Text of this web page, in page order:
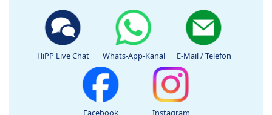
HiPP Live Chat Whats-App-Kanal E-Mail / Telefon
Facebook Instagram